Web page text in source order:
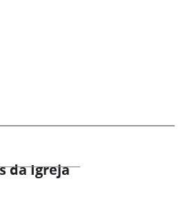
da Igreja